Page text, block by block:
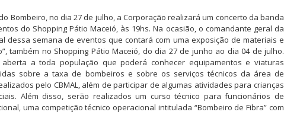
no dia 27 de julho, a Corporação realizará um concerto da banda
do Shopping Pátio Maceió, às 19hs. Na ocasião, o comandante geral da
dessa semana de eventos que contará com uma exposição de materiais e
também no Shopping Pátio Maceió, do dia 27 de junho ao dia 04 de julho.
a toda população que poderá conhecer equipamentos e viaturas
sobre a taxa de bombeiros e sobre os serviços técnicos da área de
pelo CBMAL, além de participar de algumas atividades para crianças
Além disso, serão realizados um curso técnico para funcionários de
uma competição técnico operacional intitulada “Bombeiro de Fibra” com